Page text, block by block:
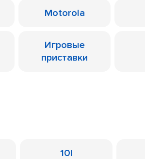
Motorola
Игровые
приставки
10i